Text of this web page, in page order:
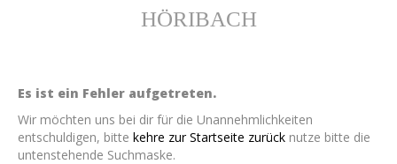
HÖRIBACH
Es ist ein Fehler aufgetreten.
Wir möchten uns bei dir für die Unannehmlichkeiten
entschuldigen, bitte kehre zur Startseite zurück nutze bitte die
untenstehende Suchmaske.